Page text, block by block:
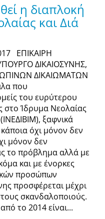
η διαπλοκή
και Διά
ΕΠΙΚΑΙΡΗ
ΔΙΚΑΙΟΣΥΝΗΣ,
ΔΙΚΑΙΩΜΑΤΩΝ
που
του ευρύτερου
στο Ίδρυμα Νεολαίας
ξαφνικά
όχι μόνον δεν
μόνον δεν
το πρόβλημα αλλά με
και με ένορκες
προσώπων
προσφέρεται μέχρι
σκανδαλοποιούς.
το 2014 είναι...